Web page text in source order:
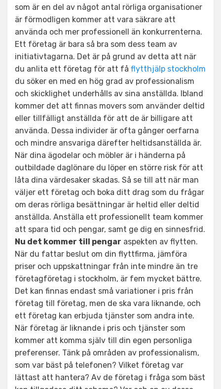
som är en del av något antal rörliga organisationer
är förmodligen kommer att vara säkrare att
använda och mer professionell än konkurrenterna.
Ett företag är bara så bra som dess team av
initiativtagarna. Det är på grund av detta att när
du anlita ett företag för att få flytthjälp stockholm
du söker en med en hög grad av professionalism
och skicklighet underhålls av sina anställda. Ibland
kommer det att finnas movers som använder deltid
eller tillfälligt anställda för att de är billigare att
använda. Dessa individer är ofta gånger oerfarna
och mindre ansvariga därefter heltidsanställda är.
När dina ägodelar och möbler är i händerna på
outbildade daglönare du löper en större risk för att
låta dina värdesaker skadas. Så se till att när man
väljer ett företag och boka ditt drag som du frågar
om deras rörliga besättningar är heltid eller deltid
anställda. Anställa ett professionellt team kommer
att spara tid och pengar, samt ge dig en sinnesfrid.
Nu det kommer till pengar aspekten av flytten.
När du fattar beslut om din flyttfirma, jämföra
priser och uppskattningar från inte mindre än tre
företagföretag i stockholm, är fem mycket bättre.
Det kan finnas endast små variationer i pris från
företag till företag, men de ska vara liknande, och
ett företag kan erbjuda tjänster som andra inte.
När företag är liknande i pris och tjänster som
kommer att komma själv till din egen personliga
preferenser. Tänk på områden av professionalism,
som var bäst på telefonen? Vilket företag var
lättast att hantera? Av de företag i fråga som bäst